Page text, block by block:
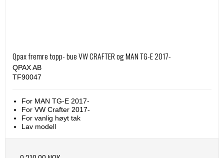
Qpax fremre topp- bue VW CRAFTER og MAN TG-E 2017-
QPAX AB
TF90047
For MAN TG-E 2017-
For VW Crafter 2017-
For vanlig høyt tak
Lav modell